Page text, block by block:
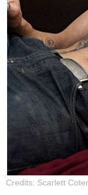
Credits: Scarlett